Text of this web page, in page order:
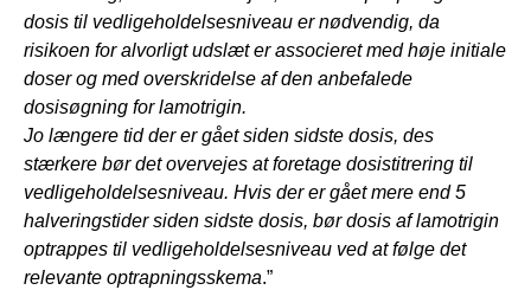
dosis til vedligeholdelsesniveau er nødvendig, da
risikoen for alvorligt udslæt er associeret med høje initiale
doser og med overskridelse af den anbefalede
dosisøgning for lamotrigin.
Jo længere tid der er gået siden sidste dosis, des
stærkere bør det overvejes at foretage dosistitrering til
vedligeholdelsesniveau. Hvis der er gået mere end 5
halveringstider siden sidste dosis, bør dosis af lamotrigin
optrappes til vedligeholdelsesniveau ved at følge det
relevante optrapningsskema.”